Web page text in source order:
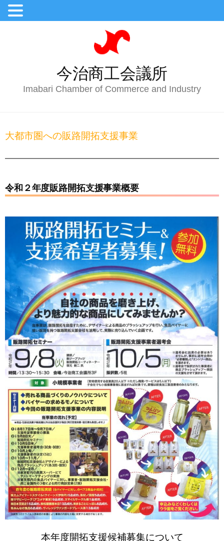
今治商工会議所
Imabari Chamber of Commerce and Industry
大都市圏への販路開拓支援事業
令和２年度販路開拓支援事業概要
本年度開拓支援候補募集について